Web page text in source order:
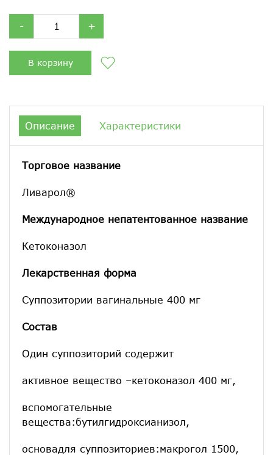
- +
В корзину
Описание Характеристики
Торговое название
Ливарол®
Международное непатентованное название
Кетоконазол
Лекарственная форма
Суппозитории вагинальные 400 мг
Состав
Один суппозиторий содержит
активное вещество –кетоконазол 400 мг,
вспомогательные
вещества:бутилгидроксианизол,
основадля суппозиториев:макрогол 1500,